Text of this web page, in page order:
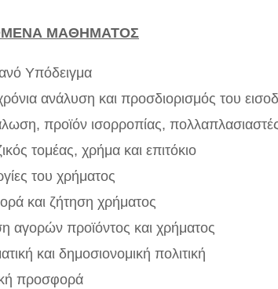
ΜΑΘΗΜΑΤΟΣ
Υπόδειγμα
ανάλυση και προσδιορισμός του
προϊόν ισορροπίας,
τομέας, χρήμα και επιτόκιο
του χρήματος
και ζήτηση χρήματος
αγορών προϊόντος και χρήματος
και δημοσιονομική πολιτική
προσφορά